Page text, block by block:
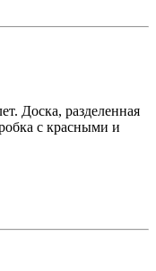
Доска, разделенная
с красными и